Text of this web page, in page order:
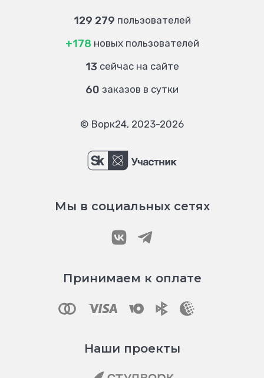
129 279 пользователей
+178 новых пользователей
13 сейчас на сайте
60 заказов в сутки
© Ворк24, 2023-2026
Мы в социальных сетях
Принимаем к оплате
Наши проекты